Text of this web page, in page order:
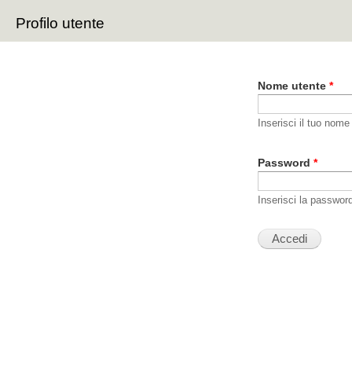
Profilo utente
Schede primarie
Nome utente *
Inserisci il tuo
Password *
Inserisci la